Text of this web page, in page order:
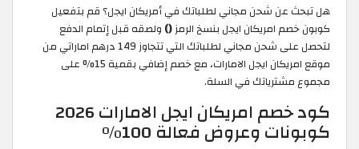
هل تبحث عن شحن مجاني لطلباتك في أمريكان ايجل؟ قم بتفعيل
كوبون خصم امريكان ايجل بنسخ الرمز() ولصقه قبل إتمام الدفع
لتحصل على شحن مجاني لطلباتك التي تتجاوز 149 درهم اماراتي من
موقع امريكان ايجل الامارات، مع خصم إضافي بقمية 15% على
مجموع مشترياتك في السلة.
كود خصم امريكان ايجل الامارات 2026
كوبونات وعروض فعالة 100%